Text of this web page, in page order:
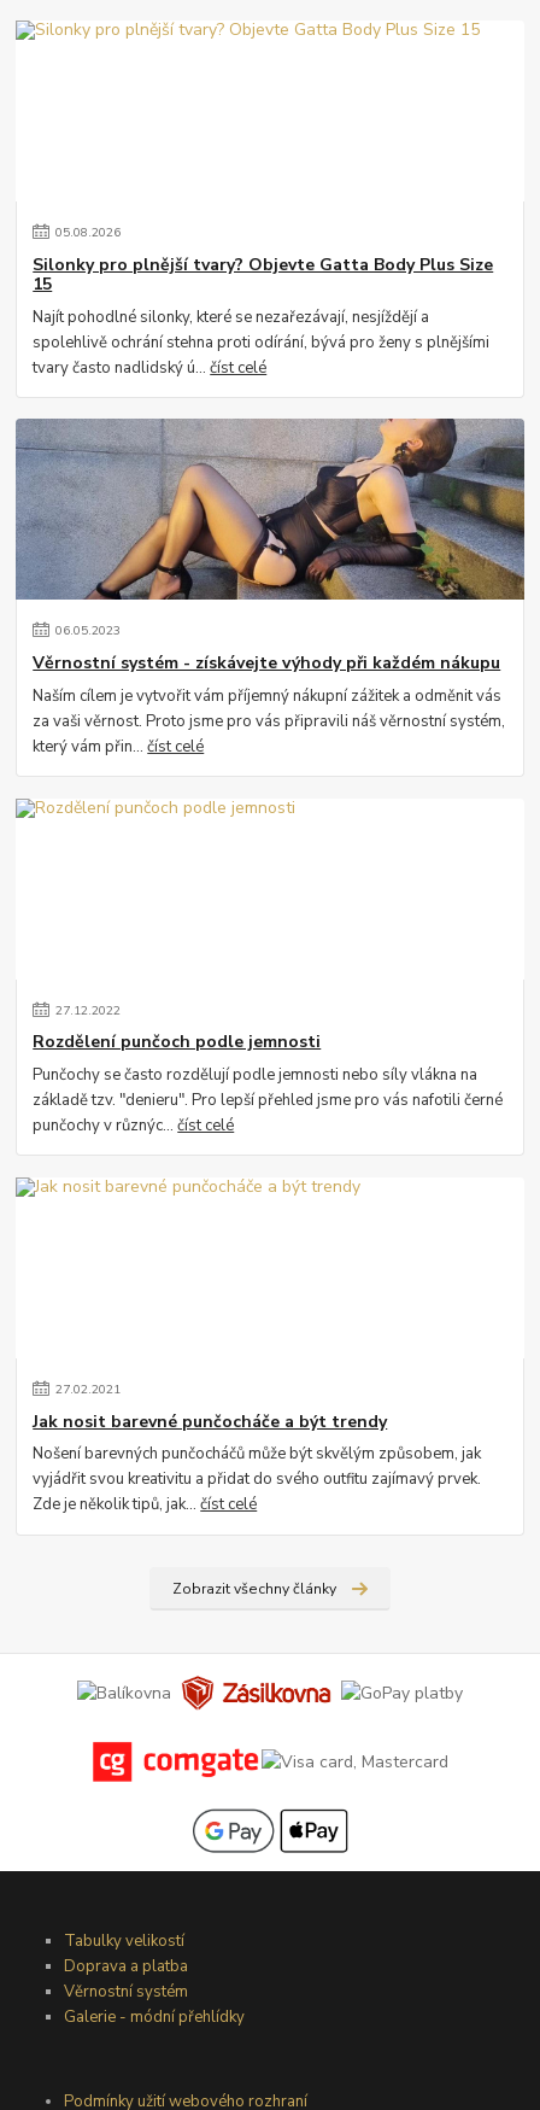
05.08.2026
Silonky pro plnější tvary? Objevte Gatta Body Plus Size
15
Najít pohodlné silonky, které se nezařezávají, nesjíždějí a
spolehlivě ochrání stehna proti odírání, bývá pro ženy s plnějšími
tvary často nadlidský ú...číst celé
06.05.2023
Věrnostní systém - získávejte výhody při každém nákupu
Naším cílem je vytvořit vám příjemný nákupní zážitek a odměnit vás
za vaši věrnost. Proto jsme pro vás připravili náš věrnostní systém,
který vám přin...číst celé
27.12.2022
Rozdělení punčoch podle jemnosti
Punčochy se často rozdělují podle jemnosti nebo síly vlákna na
základě tzv. "denieru". Pro lepší přehled jsme pro vás nafotili černé
punčochy v různýc...číst celé
27.02.2021
Jak nosit barevné punčocháče a být trendy
Nošení barevných punčocháčů může být skvělým způsobem, jak
vyjádřit svou kreativitu a přidat do svého outfitu zajímavý prvek.
Zde je několik tipů, jak...číst celé
Zobrazit všechny články
Tabulky velikostí
Doprava a platba
Věrnostní systém
Galerie - módní přehlídky
Podmínky užití webového rozhraní